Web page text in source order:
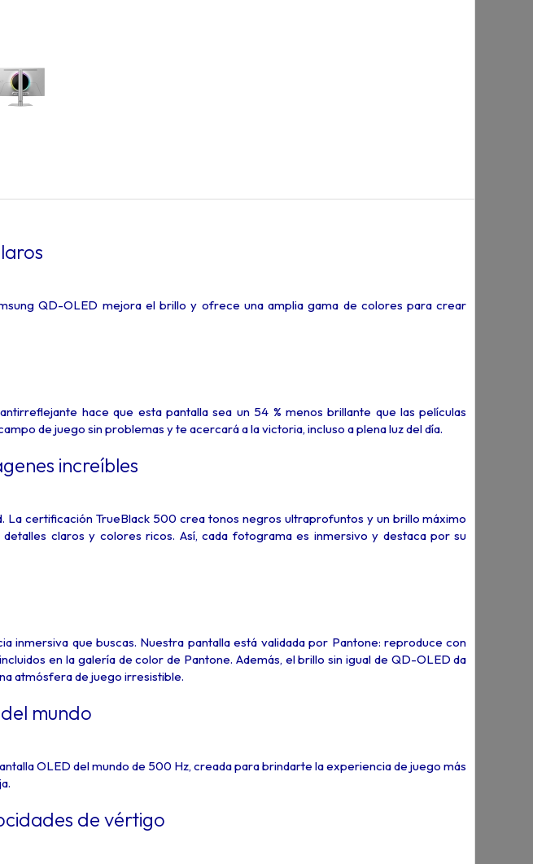
QD-OLED mejora el brillo y ofrece una amplia gama de colores para crear
hace que esta pantalla sea un 54 % menos brillante que las películas
de juego sin problemas y te acercará a la victoria, incluso a plena luz del día.
increíbles
La certificación TrueBlack 500 crea tonos negros ultraprofuntos y un brillo máximo
claros y colores ricos. Así, cada fotograma es inmersivo y destaca por su
inmersiva que buscas. Nuestra pantalla está validada por Pantone: reproduce con
en la galería de color de Pantone. Además, el brillo sin igual de QD-OLED da
atmósfera de juego irresistible.
mundo
OLED del mundo de 500 Hz, creada para brindarte la experiencia de juego más
de vértigo